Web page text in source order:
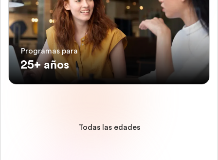
Programas para
25+ años
Todas las edades